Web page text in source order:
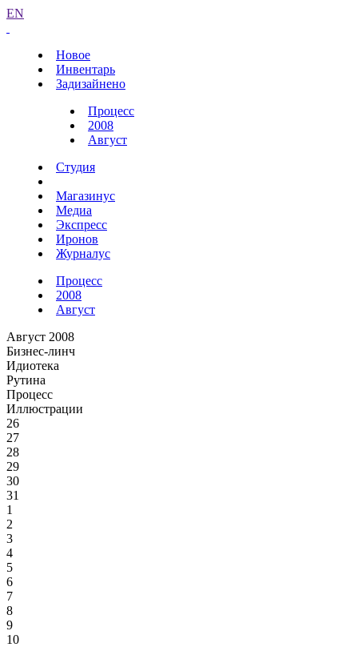
EN
Новое
Инвентарь
Задизайнено
Процесс
2008
Август
Студия
Магазинус
Медиа
Экспресс
Иронов
Журналус
Процесс
2008
Август
Август 2008
Бизнес-линч
Идиотека
Рутина
Процесс
Иллюстрации
26
27
28
29
30
31
1
2
3
4
5
6
7
8
9
10